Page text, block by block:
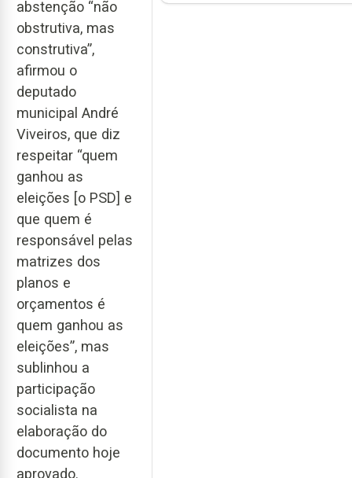
abstenção “não
obstrutiva, mas
construtiva”,
afirmou o
deputado
municipal André
Viveiros, que diz
respeitar “quem
ganhou as
eleições [o PSD] e
que quem é
responsável pelas
matrizes dos
planos e
orçamentos é
quem ganhou as
eleições”, mas
sublinhou a
participação
socialista na
elaboração do
documento hoje
aprovado.